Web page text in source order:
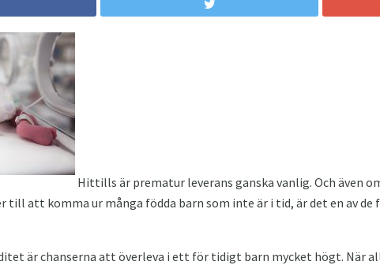
Hittills är prematur leverans ganska vanlig. Och även
till att komma ur många födda barn som inte är i tid, är det en av
är chanserna att överleva i ett för tidigt barn mycket högt. När